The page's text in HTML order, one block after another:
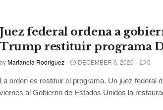
Juez federal ordena a
Trump restituir programa
byMarianela Rodríguez DECEMBER 6, 2020 0
La orden es restituir el programa. Un juez federal
viernes al Gobierno de Estados Unidos la